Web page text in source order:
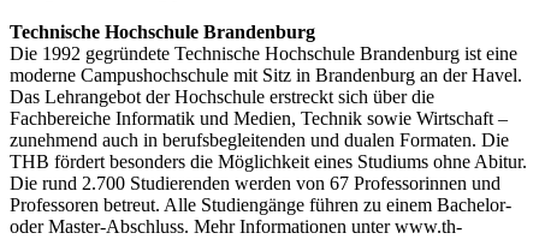
Technische Hochschule Brandenburg
Die 1992 gegründete Technische Hochschule Brandenburg ist eine
moderne Campushochschule mit Sitz in Brandenburg an der Havel.
Das Lehrangebot der Hochschule erstreckt sich über die
Fachbereiche Informatik und Medien, Technik sowie Wirtschaft –
zunehmend auch in berufsbegleitenden und dualen Formaten. Die
THB fördert besonders die Möglichkeit eines Studiums ohne Abitur.
Die rund 2.700 Studierenden werden von 67 Professorinnen und
Professoren betreut. Alle Studiengänge führen zu einem Bachelor-
oder Master-Abschluss. Mehr Informationen unter www.th-